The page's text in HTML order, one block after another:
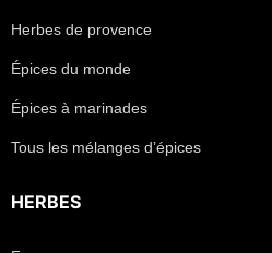
Herbes de provence
Épices du monde
Épices à marinades
Tous les mélanges d’épices
HERBES